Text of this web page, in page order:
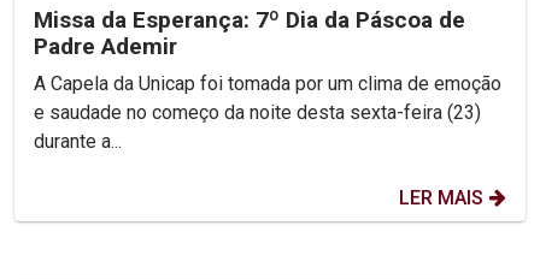
Missa da Esperança: 7º Dia da Páscoa de
Padre Ademir
A Capela da Unicap foi tomada por um clima de emoção
e saudade no começo da noite desta sexta-feira (23)
durante a...
LER MAIS